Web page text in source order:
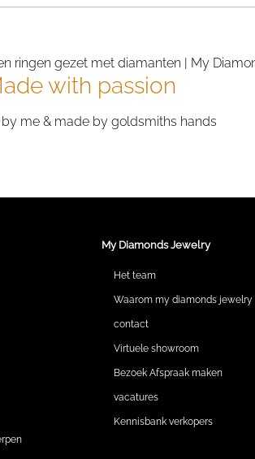
with passion
by me & made by goldsmiths hands
My Diamonds Jewelry
Het team
Waarom my diamonds jewelry
contact
Virtuele showroom
Bezoek Afspraak maken
vacatures
Kennisbank verkopers